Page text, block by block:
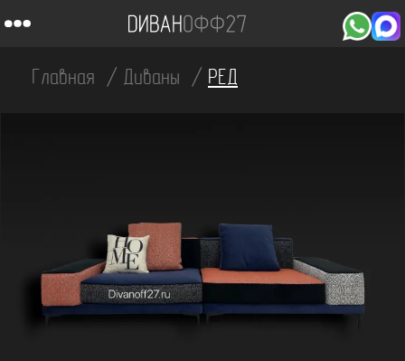
Главная Диваны РЕД